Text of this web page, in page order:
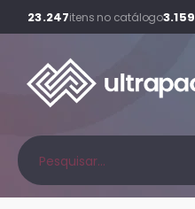
23.247itens no catálogo3.159